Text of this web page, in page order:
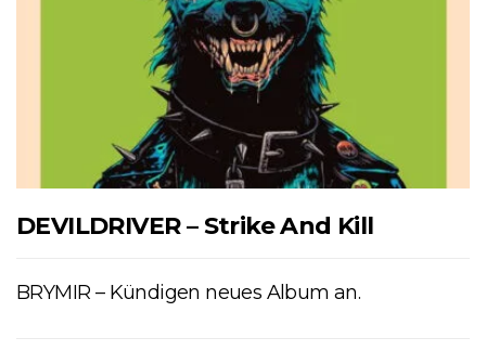
DEVILDRIVER – Strike And Kill
BRYMIR – Kündigen neues Album an.